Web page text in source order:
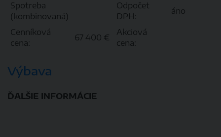
Spotreba
(kombinovaná)
Odpočet
DPH:
áno
Cenníková
cena:
67 400 €
Akciová
cena:
Výbava
ĎALŠIE INFORMÁCIE